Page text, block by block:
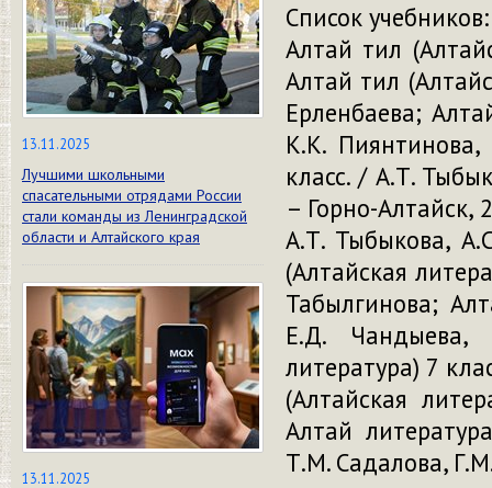
13.11.2025
Лучшими школьными
спасательными отрядами России
стали команды из Ленинградской
области и Алтайского края
13.11.2025
Список учебников:
Алтай тил
Алтай тил
Ерленбаева;
К.К.
класс. / А.Т.
– Горно-Алтайск,
А.Т. Тыбыкова,
(Алтайская
Табылгинова;
Е.Д. Чандыева,
литература) 7
(Алтайская
Алтай
Т.М. Садалова,